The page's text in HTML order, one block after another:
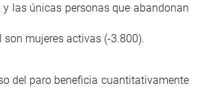
y las únicas personas que abandonan
son mujeres activas (-3.800).
del paro beneficia cuantitativamente